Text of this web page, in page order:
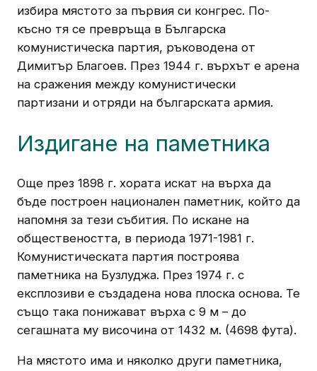
избира мястото за първия си конгрес. По-
късно тя се превръща в Българска
комунистическа партия, ръководена от
Димитър Благоев. През 1944 г. върхът е арена
на сражения между комунистически
партизани и отряди на българската армия.
Издигане на паметника
Още през 1898 г. хората искат на върха да
бъде построен национален паметник, който да
напомня за тези събития. По искане на
обществеността, в периода 1971-1981 г.
Комунистическата партия построява
паметника на Бузлуджа. През 1974 г. с
експлозиви е създадена нова плоска основа. Те
също така понижават върха с 9 м – до
сегашната му височина от 1432 м. (4698 фута).
На мястото има и няколко други паметника,